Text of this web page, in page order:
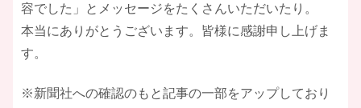
容でした」とメッセージをたくさんいただいたり。
本当にありがとうございます。皆様に感謝申し上げま
す。
※新聞社への確認のもと記事の一部をアップしており